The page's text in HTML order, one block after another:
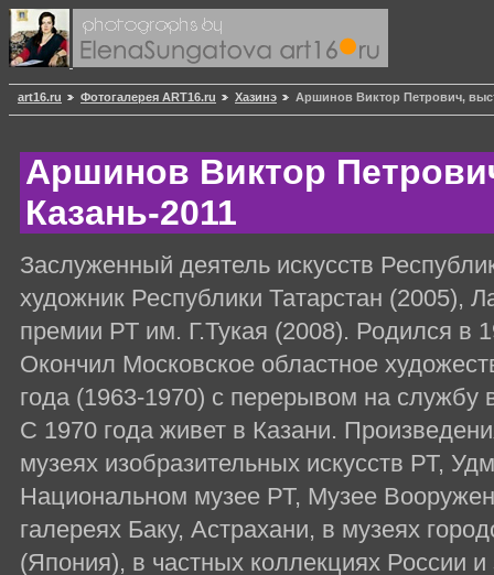
art16.ru Фотогалерея ART16.ru Хазинэ Аршинов Виктор Петрович,
Аршинов Виктор
Казань-2011
Заслуженный деятель искусств
художник Республики Татарстан (2005),
премии РТ им. Г.Тукая (2008). Родился в
Окончил Московское областное
года (1963-1970) с перерывом на службу
С 1970 года живет в Казани.
музеях изобразительных искусств РТ,
Национальном музее РТ, Музее
галереях Баку, Астрахани, в музеях
(Япония), в частных коллекциях России